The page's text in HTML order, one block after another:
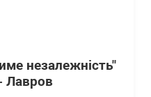
незалежність"
Лавров